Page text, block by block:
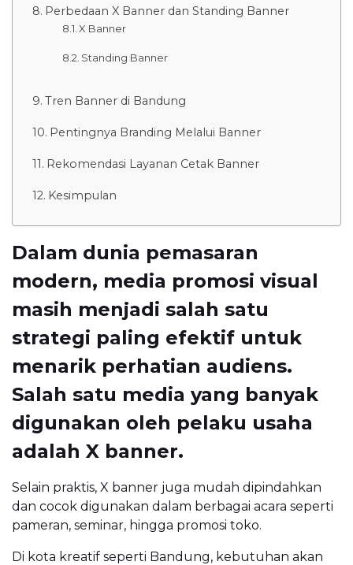
Perbedaan X Banner dan Standing Banner
X Banner
Standing Banner
Tren Banner di Bandung
Pentingnya Branding Melalui Banner
Rekomendasi Layanan Cetak Banner
Kesimpulan
Dalam dunia pemasaran
modern, media promosi visual
masih menjadi salah satu
strategi paling efektif untuk
menarik perhatian audiens.
Salah satu media yang banyak
digunakan oleh pelaku usaha
adalah X banner.
Selain praktis, X banner juga mudah dipindahkan
dan cocok digunakan dalam berbagai acara seperti
pameran, seminar, hingga promosi toko.
Di kota kreatif seperti Bandung, kebutuhan akan